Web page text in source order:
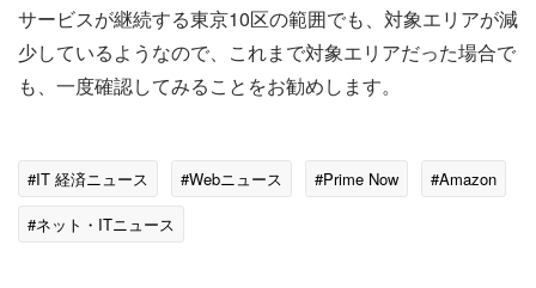
サービスが継続する東京10区の範囲でも、対象エリアが減
少しているようなので、これまで対象エリアだった場合で
も、一度確認してみることをお勧めします。
#IT 経済ニュース #Webニュース #Prime Now
#Amazon
#ネット・ITニュース